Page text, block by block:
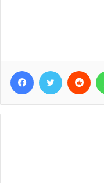
Facebook
Twitter